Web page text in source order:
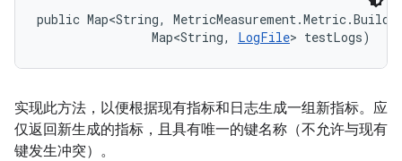
public Map<String,
                Map<String,
LogFile> testLogs)
实现此方法，以便根据现有指标和日志生成一组新指标。应
仅返回新生成的指标，且具有唯一的键名称（不允许与现有
键发生冲突）。